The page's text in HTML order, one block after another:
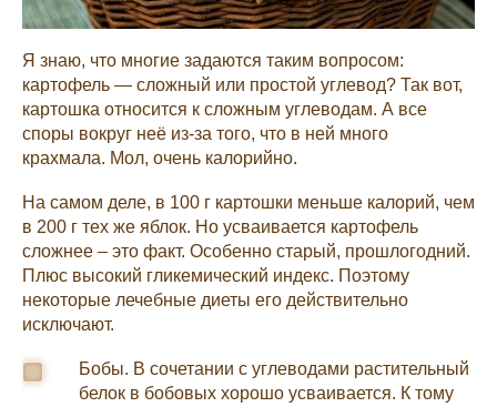
Я знаю, что многие задаются таким вопросом:
картофель — сложный или простой углевод? Так вот,
картошка относится к сложным углеводам. А все
споры вокруг неё из-за того, что в ней много
крахмала. Мол, очень калорийно.
На самом деле, в 100 г картошки меньше калорий, чем
в 200 г тех же яблок. Но усваивается картофель
сложнее – это факт. Особенно старый, прошлогодний.
Плюс высокий гликемический индекс. Поэтому
некоторые лечебные диеты его действительно
исключают.
Бобы. В сочетании с углеводами растительный
белок в бобовых хорошо усваивается. К тому